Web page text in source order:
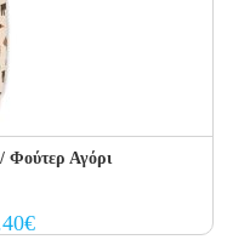
Φούτερ Αγόρι
€Current
price